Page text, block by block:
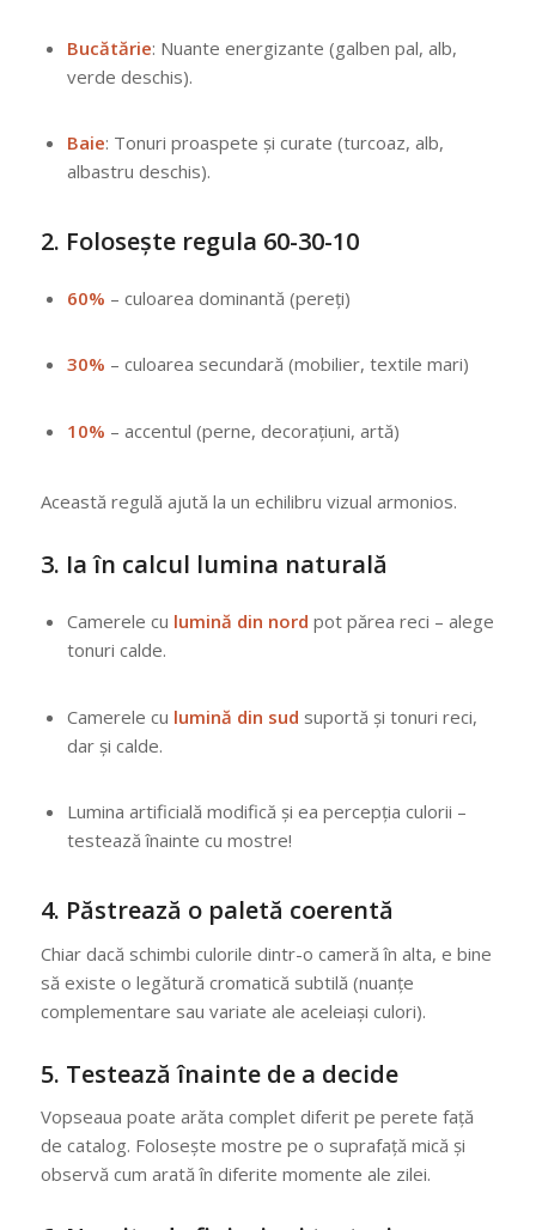
Bucătărie: Nuante energizante (galben pal, alb,
verde deschis).
Baie: Tonuri proaspete și curate (turcoaz, alb,
albastru deschis).
2. Folosește regula 60-30-10
60% – culoarea dominantă (pereți)
30% – culoarea secundară (mobilier, textile mari)
10% – accentul (perne, decorațiuni, artă)
Această regulă ajută la un echilibru vizual armonios.
3. Ia în calcul lumina naturală
Camerele cu lumină din nord pot părea reci – alege
tonuri calde.
Camerele cu lumină din sud suportă și tonuri reci,
dar și calde.
Lumina artificială modifică și ea percepția culorii –
testează înainte cu mostre!
4. Păstrează o paletă coerentă
Chiar dacă schimbi culorile dintr-o cameră în alta, e bine
să existe o legătură cromatică subtilă (nuanțe
complementare sau variate ale aceleiași culori).
5. Testează înainte de a decide
Vopseaua poate arăta complet diferit pe perete față
de catalog. Folosește mostre pe o suprafață mică și
observă cum arată în diferite momente ale zilei.